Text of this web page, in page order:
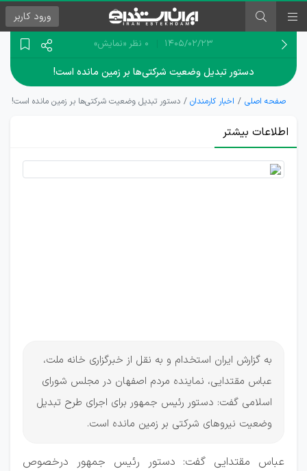
ورود کاربر
۱۴۰۵/۰۲/۲۳ 0 نظر «نمایش»
دستور تبدیل وضعیت شرکتی‌ها بر زمین مانده است!
صفحه اصلی اخبار کارمندان دستور تبدیل وضعیت شرکتی‌ها بر زمین مانده است!
اطلاعات بیشتر
درخواست
به گزارش ایران استخدام و به نقل از خبرگزاری خانه ملت،
عباس مقتدایی، نماینده مردم اصفهان در مجلس شورای
اسلامی گفت: دستور رئیس جمهور برای اجرای طرح تبدیل
وضعیت نیروهای شرکتی بر زمین مانده است.
عباس مقتدایی گفت: دستور رئیس جمهور درخصوص